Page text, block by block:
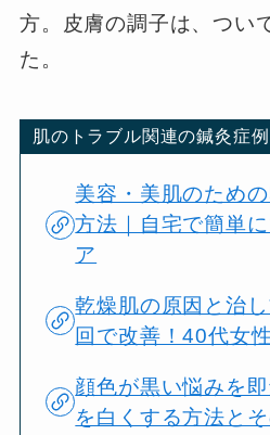
方。皮膚の調子は、つい
た。
肌のトラブル関連の鍼灸症例
美容・美肌のため
方法｜自宅で簡単
ア
乾燥肌の原因と治
回で改善！40代女
顔色が黒い悩みを
を白くする方法と